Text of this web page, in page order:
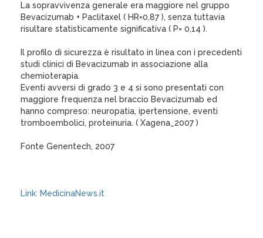
La sopravvivenza generale era maggiore nel gruppo
Bevacizumab + Paclitaxel ( HR=0,87 ), senza tuttavia
risultare statisticamente significativa ( P= 0,14 ).
Il profilo di sicurezza è risultato in linea con i precedenti
studi clinici di Bevacizumab in associazione alla
chemioterapia.
Eventi avversi di grado 3 e 4 si sono presentati con
maggiore frequenza nel braccio Bevacizumab ed
hanno compreso: neuropatia, ipertensione, eventi
tromboembolici, proteinuria. ( Xagena_2007 )
Fonte Genentech, 2007
Link: MedicinaNews.it